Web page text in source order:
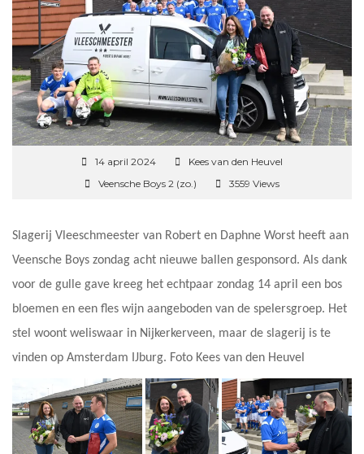
14 april 2024
Kees van den Heuvel
Veensche Boys 2 (zo.)
3559 Views
Slagerij Vleeschmeester van Robert en Daphne Worst heeft aan
Veensche Boys zondag acht nieuwe ballen gesponsord. Als dank
voor de gulle gave kreeg het echtpaar zondag 14 april een bos
bloemen en een fles wijn aangeboden van de spelersgroep. Het
stel woont weliswaar in Nijkerkerveen, maar de slagerij is te
vinden op Amsterdam IJburg. Foto Kees van den Heuvel